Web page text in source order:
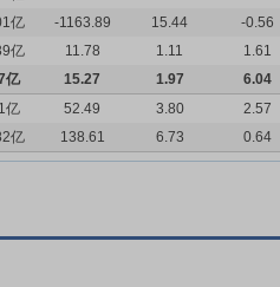
亿 -1163.89 15.44
-0.56
亿 11.78 1.11
1.61
亿 15.27 1.97
6.04
亿 52.49 3.80
2.57
亿 138.61 6.73 0.64